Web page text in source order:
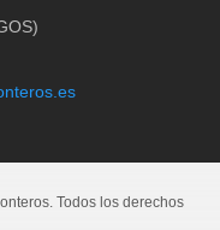
Todos los derechos